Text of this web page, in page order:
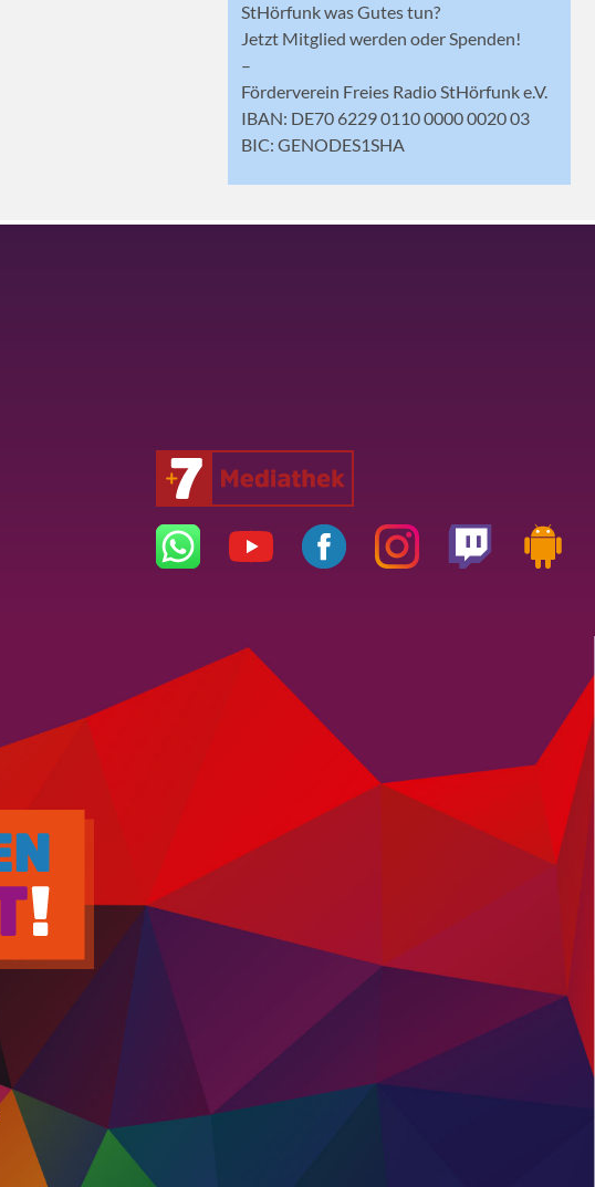
StHörfunk was Gutes tun?
Jetzt Mitglied werden oder Spenden!
–
Förderverein Freies Radio StHörfunk e.V.
IBAN: DE70 6229 0110 0000 0020 03
BIC: GENODES1SHA